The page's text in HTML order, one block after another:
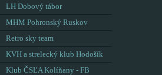
LH Dobový tábor
MHM Pohronský Ruskov
Retro sky team
KVH a strelecký klub Hodošík
Klub ČSĽA Kolíňany - FB